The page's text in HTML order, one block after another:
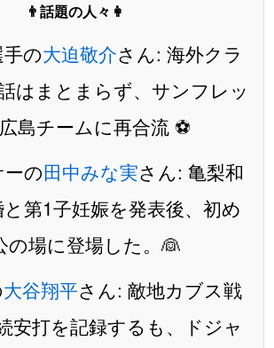
👨話題の人々👩
の大迫敬介さん: 海外クラ
はまとまらず、サンフレッ
島チームに再合流 ⚽️
の田中みな実さん: 亀梨和
第1子妊娠を発表後、初め
の場に登場した。👰
大谷翔平さん: 敵地カブス戦
安打を記録するも、ドジャ